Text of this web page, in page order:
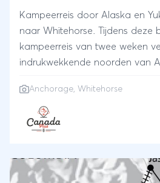
Kampeerreis door Alaska en
naar Whitehorse. Tijdens deze betaalbare
kampeerreis van twee weken
indrukwekkende noorden van
bewoonde wereld, koken in de
in tweepersoonstenten op de
natuur. Onderweg ontdekken we
uitgestrekte toendra's. We
de poolcirkel en ervaren de
Anchorage, Whitehorse